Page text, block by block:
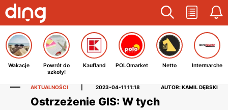
Wakacje
Powrót do
szkoły!
Kaufland POLOmarket Netto Intermarche
AKTUALNOŚCI 2023-04-11 11:18 AUTOR: KAMIL DĘBSKI
Ostrzeżenie GIS: W tych